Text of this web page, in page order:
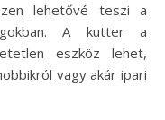
lehetővé teszi a
A kutter a
eszköz lehet,
vagy akár ipari